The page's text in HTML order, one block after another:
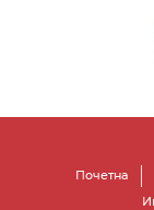
Почетна